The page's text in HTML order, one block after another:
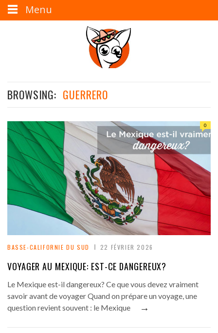
BROWSING: GUERRERO
0
BASSE-CALIFORNIE DU SUD 22 FÉVRIER 2026
VOYAGER AU MEXIQUE: EST-CE DANGEREUX?
Le Mexique est-il dangereux? Ce que vous devez vraiment
savoir avant de voyager Quand on prépare un voyage, une
question revient souvent : le Mexique
→
Menu